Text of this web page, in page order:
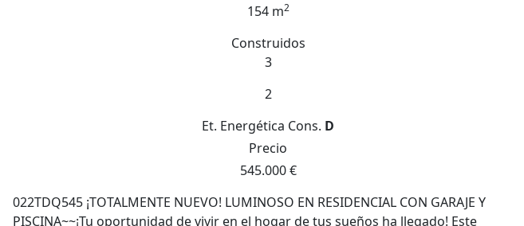
154 m2
Construidos
3
2
Et. Energética Cons. D
Precio
545.000 €
022TDQ545 ¡TOTALMENTE NUEVO! LUMINOSO EN RESIDENCIAL CON GARAJE Y
PISCINA~~¡Tu oportunidad de vivir en el hogar de tus sueños ha llegado! Este